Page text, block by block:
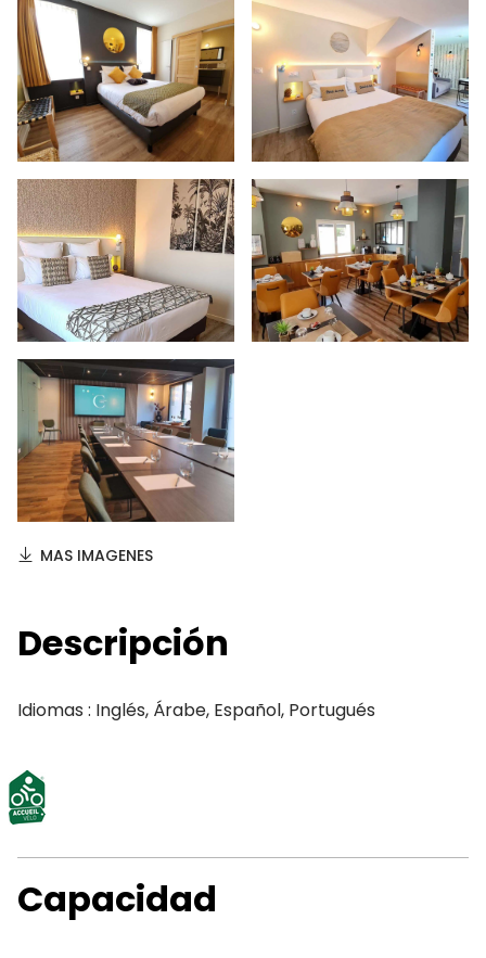
MAS IMAGENES
Descripción
Idiomas : Inglés, Árabe, Español, Portugués
Capacidad